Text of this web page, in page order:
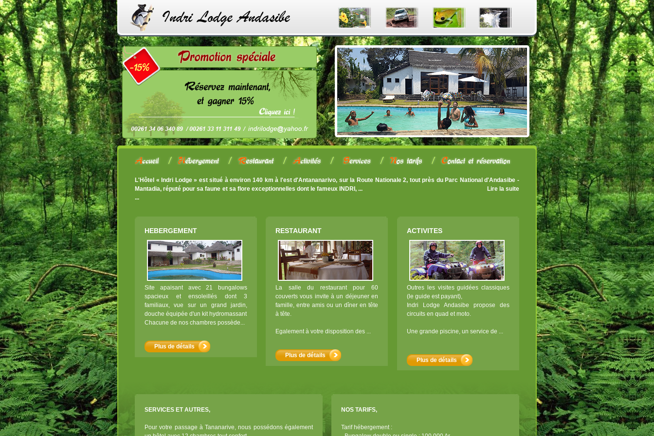
L'Hôtel « Indri Lodge » est situé à environ 140 km à l'est d'Antananarivo, sur la Route Nationale 2, tout près du Parc National d'Andasibe -
Mantadia, réputé pour sa faune et sa flore exceptionnelles dont le fameux INDRI, ...
Lire la suite
...
HEBERGEMENT
Site apaisant avec 21 bungalows
spacieux et ensoleillés dont 3
familiaux, vue sur un grand jardin,
douche équipée d'un kit hydromassant
Chacune de nos chambres possède...
Plus de détails
RESTAURANT
La salle du restaurant pour 60
couverts vous invite à un déjeuner en
famille, entre amis ou un dîner en tête
à tête.
Egalement à votre disposition des ...
Plus de détails
ACTIVITES
Outres les visites guidées classiques
(le guide est payant),
Indri Lodge Andasibe propose des
circuits en quad et moto.
Une grande piscine, un service de ...
Plus de détails
SERVICES ET AUTRES,
Pour votre passage à Tananarive, nous possédons également
NOS TARIFS,
Tarif hébergement :